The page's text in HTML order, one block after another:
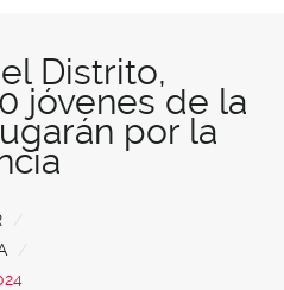
Distrito,
jóvenes de la
por la